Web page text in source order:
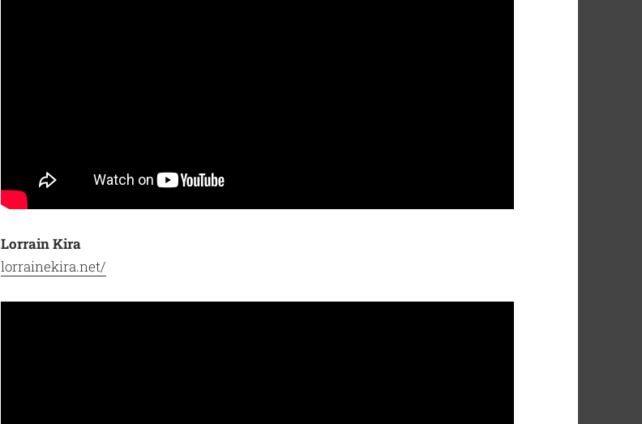
Lorrain Kira
lorrainekira.net/